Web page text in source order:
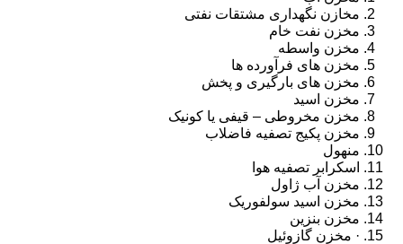
مخازن نگهداری مشتقات نفتی
مخزن نفت خام
مخزن واسطه
مخزن های فرآورده ها
مخزن های بارگیری و پخش
مخزن اسید
مخزن مخروطی – قیفی یا کونیک
مخزن پکیج تصفیه فاضلاب
منهول
اسکرابر تصفیه هوا
مخزن آب ژاول
مخزن اسید سولفوریک
مخزن بنزین
· مخزن گازوئیل